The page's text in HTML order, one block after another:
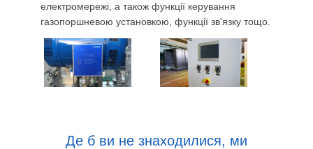
електромережі, а також функції керування
газопоршневою установкою, функції зв'язку тощо.
Де б ви не знаходилися, ми